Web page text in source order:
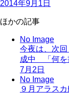
2014年9月1日
ほかの記事
No Image
今夜は、次
成中 「何を
7月2日
No Image
９月アラス